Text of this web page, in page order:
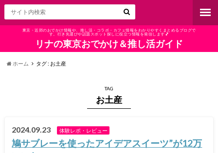
東京・近郊のおでかけ情報や、推し活・コラボ・カフェ情報をわかりやすくまとめるブログで
す。行き先選びや話題スポット探しに役立つ情報を発信します🎵
リナの東京おでかけ＆推し活ガイド
ホーム タグ : お土産
TAG
お土産
2024.09.23 体験レポ・レビュー
鳩サブレーを使ったアイデアスイーツ”が12万